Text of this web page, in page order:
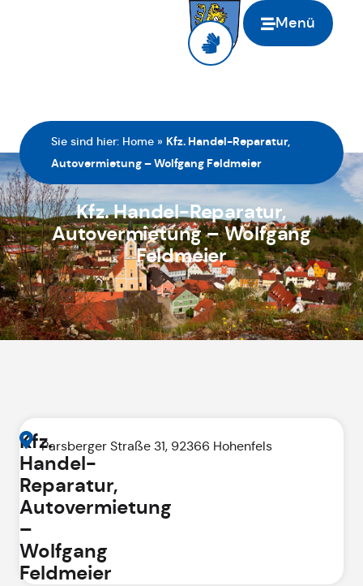
Menü
Sie sind hier: Home » Kfz. Handel-Reparatur,
Autovermietung – Wolfgang Feldmeier
Kfz. Handel-Reparatur,
Autovermietung – Wolfgang
Feldmeier
Kfz.
Handel-
Reparatur,
Autovermietung
–
Wolfgang
Feldmeier
Parsberger Straße 31, 92366 Hohenfels